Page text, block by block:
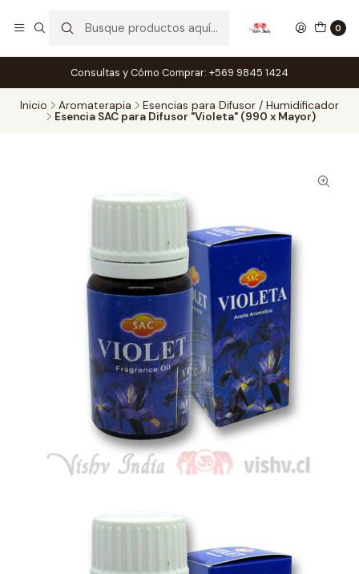
0
Consultas y Cómo Comprar: +569 9845 1424
Inicio Aromaterapia
Esencias para Difusor / Humidificador
Esencia SAC para Difusor "Violeta" (990 x Mayor)